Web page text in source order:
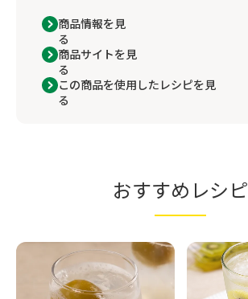
商品情報を見
る
商品サイトを見
る
この商品を使用したレシピを見
る
おすすめレシピ